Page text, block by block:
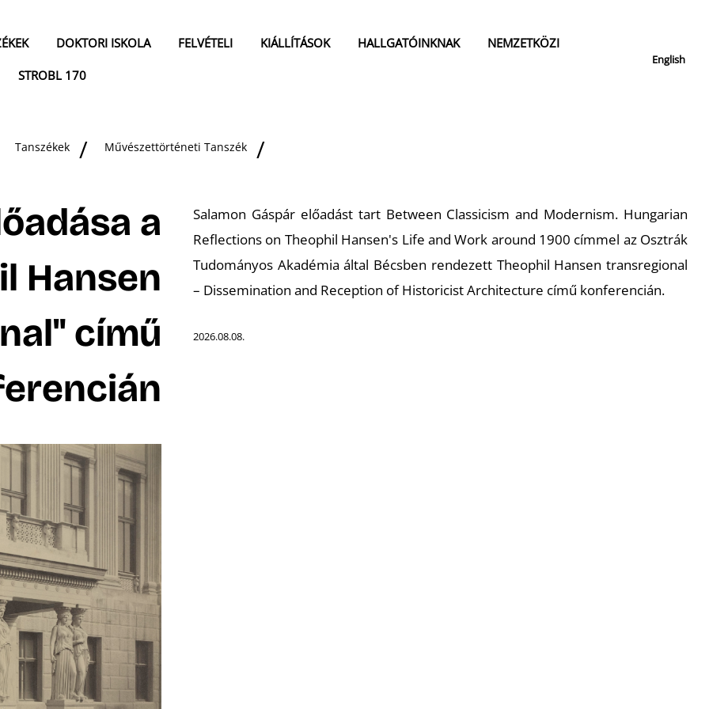
DOKTORI ISKOLA FELVÉTELI KIÁLLÍTÁSOK HALLGATÓINKNAK
NEMZETKÖZI
STROBL 170
English
Tanszékek Művészettörténeti Tanszék
a
Hansen
című
Salamon Gáspár előadást tart Between Classicism and Modernism. Hungarian
Reflections on Theophil Hansen's Life and Work around 1900 címmel az Osztrák
Tudományos Akadémia által Bécsben rendezett Theophil Hansen transregional
– Dissemination and Reception of Historicist Architecture című konferencián.
2026.08.08.